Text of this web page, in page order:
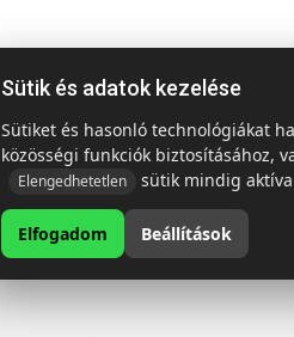
Kezdőlap Termékek
Sütik és adatok kezelése
Sütiket és hasonló technológiákat
közösségi funkciók biztosításához,
Elengedhetetlen sütik mindig
Elfogadom Beállítások